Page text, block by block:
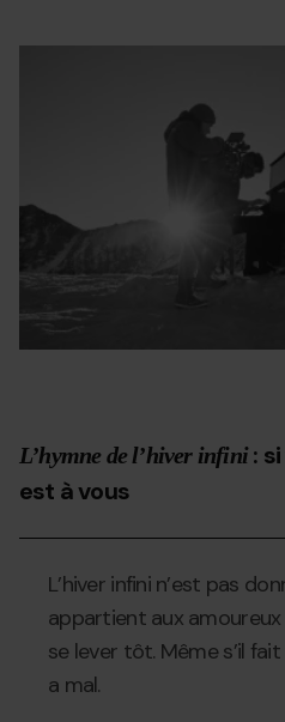
L’hymne de l’hiver infini:
est à vous
L’hiver infini n’est pas
appartient aux amoureux
se lever tôt. Même s’il
a mal.